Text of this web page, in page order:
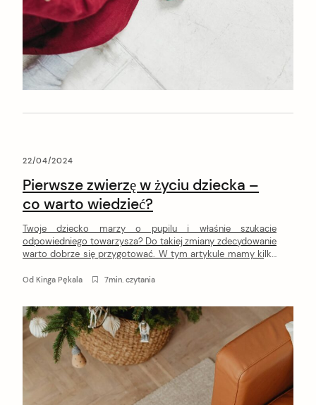
22/04/2024
Pierwsze zwierzę w życiu dziecka –
co warto wiedzieć?
Twoje dziecko marzy o pupilu i właśnie szukacie
odpowiedniego towarzysza? Do takiej zmiany zdecydowanie
warto dobrze się przygotować. W tym artykule mamy kilka
pierwsze zwierzę w życiu dziecka.
Od Kinga Pękala 7min. czytania